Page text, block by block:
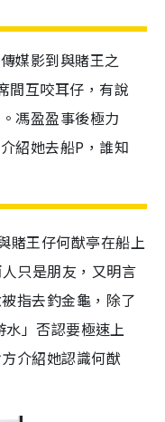
媒影到與賭王之
間互咬耳仔，有說
馮盈盈事後極力
紹她去船P，誰知
賭王仔何猷亭在船上
只是朋友，又明言
指去釣金龜，除了
」否認要極速上
介紹她認識何猷